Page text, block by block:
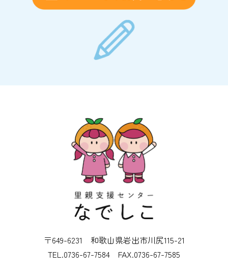
〒649-6231 和歌山県岩出市川尻115-21
TEL.0736-67-7584 FAX.0736-67-7585